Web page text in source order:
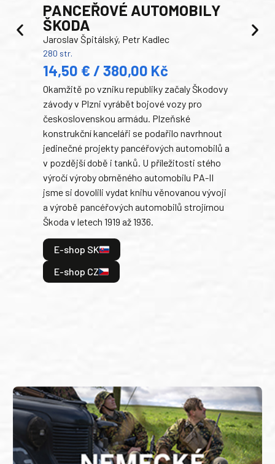
PANCEŘOVÉ AUTOMOBILY
ŠKODA
Jaroslav Špitálský, Petr Kadlec
280 str.
14,50 € / 380,00 Kč
Okamžitě po vzniku republiky začaly Škodovy
závody v Plzni vyrábět bojové vozy pro
československou armádu. Plzeňské
konstrukční kanceláři se podařilo navrhnout
jedinečné projekty pancéřových automobilů a
v pozdější době i tanků. U příležitosti stého
výročí výroby obrněného automobilu PA-II
jsme si dovolili vydat knihu věnovanou vývoji
a výrobě pancéřových automobilů strojírnou
Škoda v letech 1919 až 1936.
E-shop SK
E-shop CZ